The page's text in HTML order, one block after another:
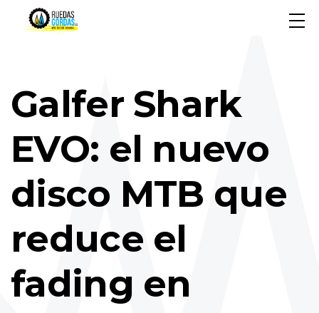
Galfer Shark
EVO: el nuevo
disco MTB que
reduce el
fading en